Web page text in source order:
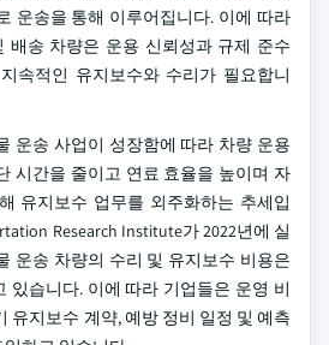
운송을 통해 이루어집니다. 이에 따라
배송 차량은 운용 신뢰성과 규제 준수
속적인 유지보수와 수리가 필요합니
운송 사업이 성장함에 따라 차량 운용
시간을 줄이고 연료 효율을 높이며 자
유지보수 업무를 외주화하는 추세입
Research Institute가 2022년에 실
운송 차량의 수리 및 유지보수 비용은
있습니다. 이에 따라 기업들은 운영 비
유지보수 계약, 예방 정비 일정 및 예측